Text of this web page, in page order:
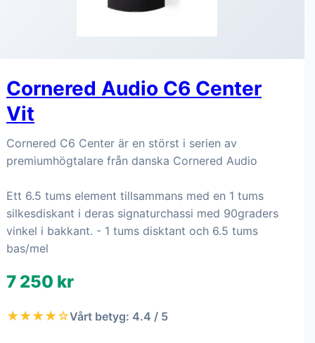
Cornered Audio C6 Center
Vit
Cornered C6 Center är en störst i serien av
premiumhögtalare från danska Cornered Audio
Ett 6.5 tums element tillsammans med en 1 tums
silkesdiskant i deras signaturchassi med 90graders
vinkel i bakkant. - 1 tums disktant och 6.5 tums
bas/mel
7 250 kr
★★★★☆Vårt betyg: 4.4 / 5